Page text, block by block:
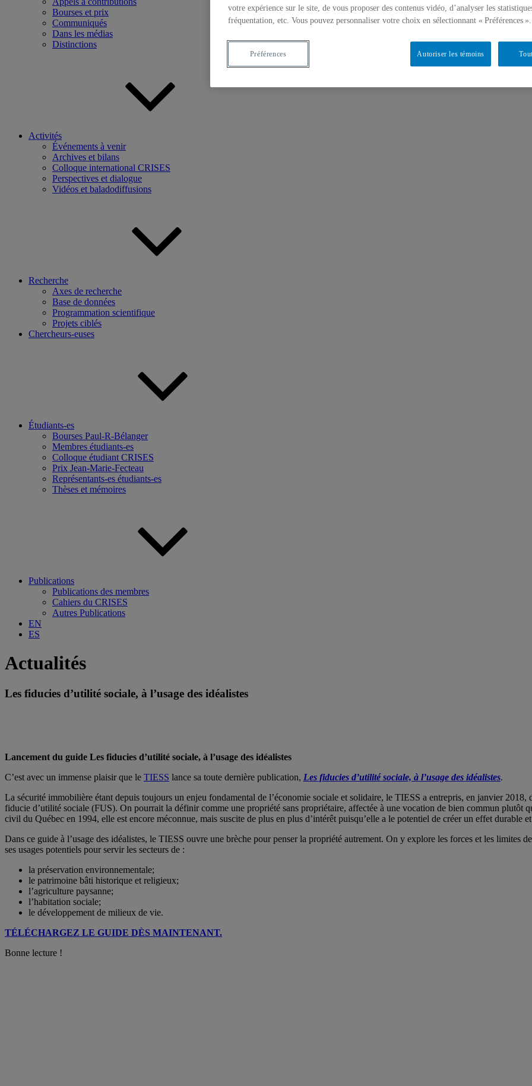
Bourses et prix
Communiqués
Dans les médias
Distinctions
Activités
Événements à venir
Archives et bilans
Colloque international CRISES
Perspectives et dialogue
Vidéos et baladodiffusions
Recherche
Axes de recherche
Base de données
Programmation scientifique
Projets ciblés
Chercheurs-euses
Étudiants-es
Bourses Paul-R-Bélanger
Membres étudiants-es
Colloque étudiant CRISES
Prix Jean-Marie-Fecteau
Représentants-es étudiants-es
Thèses et mémoires
Publications
Publications des membres
Cahiers du CRISES
Autres Publications
EN
ES
Actualités
Les fiducies d’utilité sociale, à l’usage des idéalistes
Lancement du guide Les fiducies d’utilité sociale, à l’usage des idéalistes
C’est avec un immense plaisir que le TIESS lance sa toute dernière publication, Les fiducies d’utilité sociale, à l’usage des idéalistes.
La sécurité immobilière étant depuis toujours un enjeu fondamental de l’économie sociale et solidaire, le TIESS a entrepris, en janvier 2018,
fiducie d’utilité sociale (FUS). On pourrait la définir comme une propriété sans propriétaire, affectée à une vocation de bien commun plutôt
civil du Québec en 1994, elle est encore méconnue, mais suscite de plus en plus d’intérêt puisqu’elle a le potentiel de créer un effet durable
Dans ce guide à l’usage des idéalistes, le TIESS ouvre une brèche pour penser la propriété autrement. On y explore les forces et les limites
ses usages potentiels pour servir les secteurs de :
la préservation environnementale;
le patrimoine bâti historique et religieux;
l’agriculture paysanne;
l’habitation sociale;
le développement de milieux de vie.
TÉLÉCHARGEZ LE GUIDE DÈS MAINTENANT.
Bonne lecture !
votre expérience sur le site, de vous proposer des contenus vidéo, d’analyser les
fréquentation, etc. Vous pouvez personnaliser votre choix en sélectionnant « Préférences ».
Autoriser les témoins
Préférences